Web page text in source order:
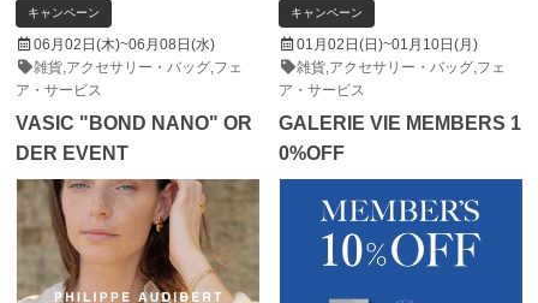
キャンペーン
06月02日(木)~06月08日(水)
雑貨,アクセサリー・バッグ,フェ
ア・サービス
VASIC "BOND NANO" OR
DER EVENT
キャンペーン
01月02日(日)~01月10日(月)
雑貨,アクセサリー・バッグ,フェ
ア・サービス
GALERIE VIE MEMBERS 1
0%OFF